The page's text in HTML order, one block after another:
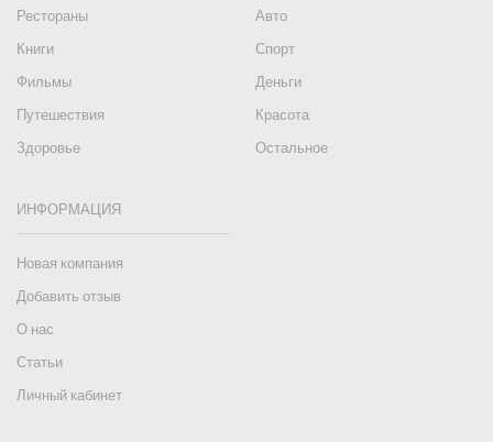
Рестораны
Авто
Книги
Спорт
Фильмы
Деньги
Путешествия
Красота
Здоровье
Остальное
ИНФОРМАЦИЯ
Новая компания
Добавить отзыв
О нас
Статьи
Личный кабинет